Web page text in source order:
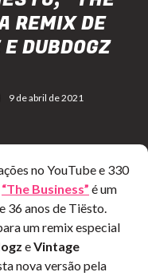
REMIX DE
DUBDOGZ
9 de abril de 2021
no YouTube e 330
“The Business” é um
36 anos de Tiësto.
um remix especial
eVintage
nova versão pela